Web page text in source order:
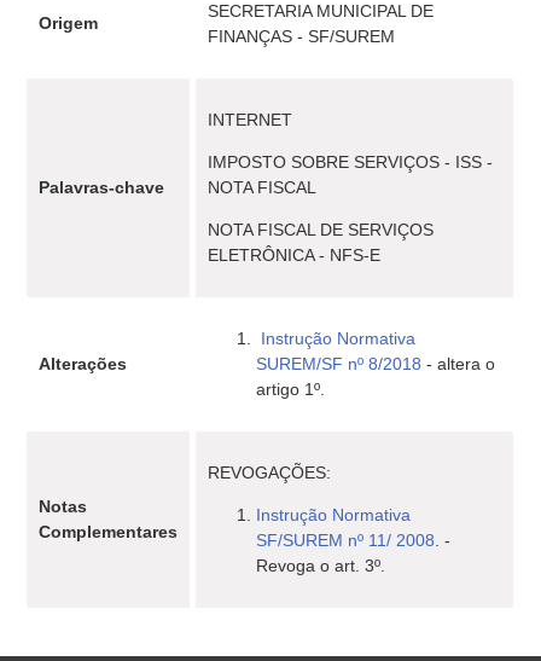
Origem
SECRETARIA MUNICIPAL DE
FINANÇAS - SF/SUREM
Palavras-chave
INTERNET
IMPOSTO SOBRE SERVIÇOS - ISS -
NOTA FISCAL
NOTA FISCAL DE SERVIÇOS
ELETRÔNICA - NFS-E
Alterações
Instrução Normativa
SUREM/SF nº 8/2018 - altera o
artigo 1º.
Notas
Complementares
REVOGAÇÕES:
Instrução Normativa
SF/SUREM nº 11/ 2008 . -
Revoga o art. 3º.